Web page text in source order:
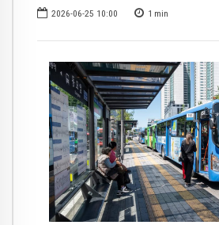
2026-06-25 10:00 1 min